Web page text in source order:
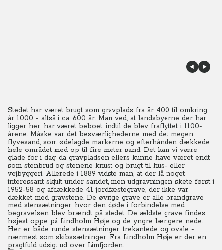
Stedet har været brugt som gravplads fra år 400 til omkring
år 1000 - altså i ca. 600 år. Man ved, at landsbyerne der har
ligger her, har været beboet, indtil de blev fraflyttet i 1100-
årene. Måske var det besværlighederne med det megen
flyvesand, som ødelagde markerne og efterhånden dækkede
hele området med op til fire meter sand. Det kan vi være
glade for i dag, da gravpladsen ellers kunne have været endt
som stenbrud og stenene knust og brugt til hus- eller
vejbyggeri. Allerede i 1889 vidste man, at der lå noget
interessant skjult under sandet, men udgravningen skete først i
1952-58 og afdækkede 41 jordfæstegrave, der ikke var
dækket med gravstene. De øvrige grave er alle brandgrave
med stensætninger, hvor den døde i forbindelse med
begravelsen blev brændt på stedet. De ældste grave findes
højest oppe på Lindholm Høje og de yngre længere nede.
Her er både runde stensætninger, trekantede og ovale -
nærmest som skibssætninger. Fra Lindholm Høje er der en
pragtfuld udsigt ud over Limfjorden.